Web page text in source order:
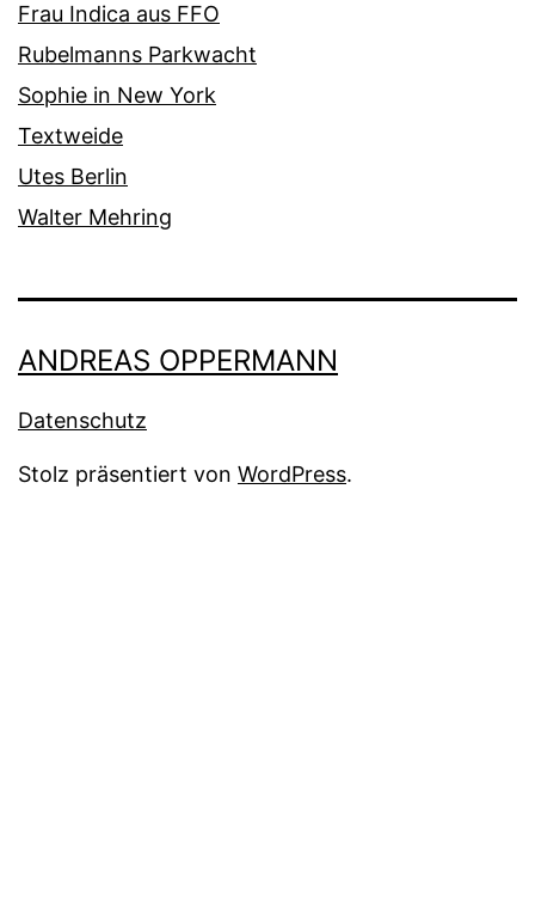
Frau Indica aus FFO
Rubelmanns Parkwacht
Sophie in New York
Textweide
Utes Berlin
Walter Mehring
ANDREAS OPPERMANN
Datenschutz
Stolz präsentiert von WordPress.